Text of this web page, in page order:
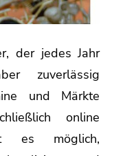
der jedes Jahr
zuverlässig
und Märkte
online
es möglich,